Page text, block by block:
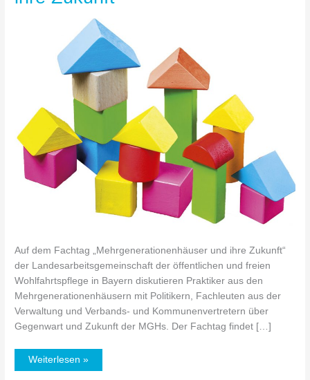
Auf dem Fachtag „Mehrgenerationenhäuser und ihre Zukunft“
der Landesarbeitsgemeinschaft der öffentlichen und freien
Wohlfahrtspflege in Bayern diskutieren Praktiker aus den
Mehrgenerationenhäusern mit Politikern, Fachleuten aus der
Verwaltung und Verbands- und Kommunenvertretern über
Gegenwart und Zukunft der MGHs. Der Fachtag findet […]
Weiterlesen »